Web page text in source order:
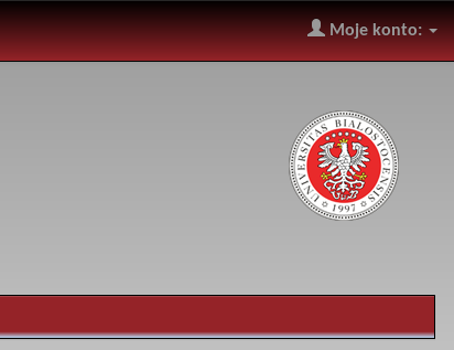
Moje konto: